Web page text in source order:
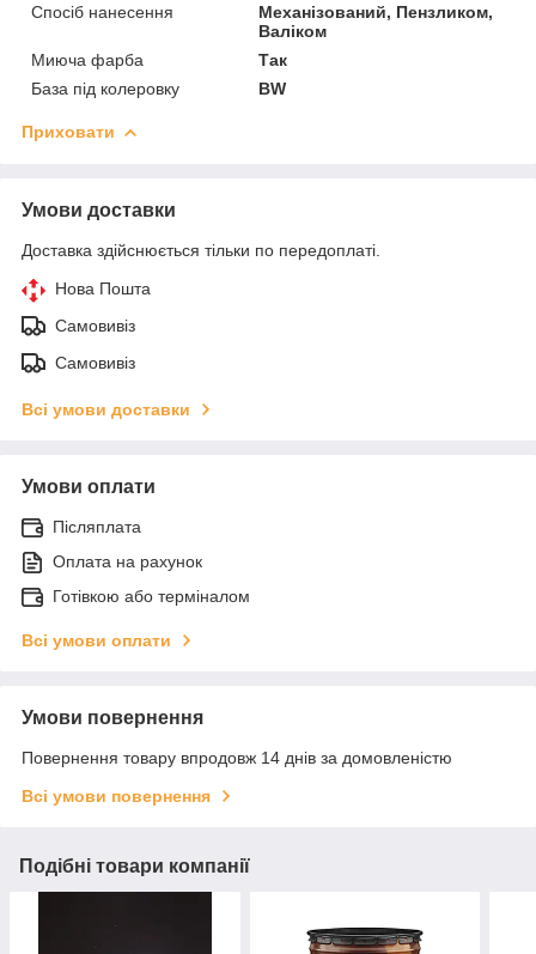
Спосіб нанесення
Механізований, Пензликом,
Валіком
Миюча фарба
Так
База під колеровку
BW
Приховати
Умови доставки
Доставка здійснюється тільки по передоплаті.
Нова Пошта
Самовивіз
Самовивіз
Всі умови доставки
Умови оплати
Післяплата
Оплата на рахунок
Готівкою або терміналом
Всі умови оплати
Умови повернення
Повернення товару впродовж 14 днів за домовленістю
Всі умови повернення
Подібні товари компанії